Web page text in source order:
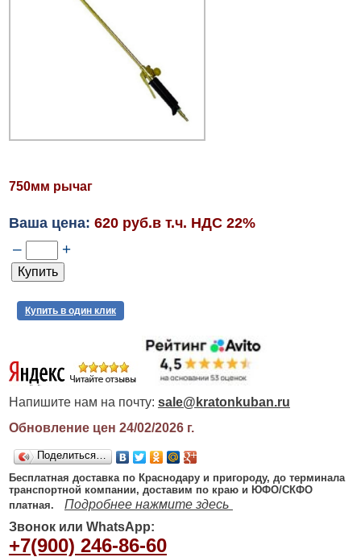
750мм рычаг
Ваша цена: 620 руб.в т.ч. НДС 22%
– +
Купить в один клик
Напишите нам на почту: sale@kratonkuban.ru
Обновление цен 24/02/2026г.
Поделиться…
Бесплатная доставка по Краснодару и пригороду, до терминала
транспортной компании, доставим по краю и ЮФО/СКФО
платная.
Подробнее нажмите здесь
Звонок или WhatsApp:
+7(900) 246-86-60